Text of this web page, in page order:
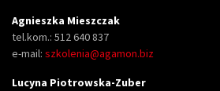
Agnieszka Mieszczak
tel.kom.: 512 640 837
e-mail: szkolenia@agamon.biz
Lucyna Piotrowska-Zuber